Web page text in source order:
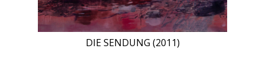
DIE SENDUNG (2011)